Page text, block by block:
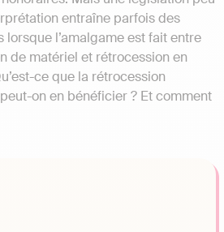
entraîne parfois des
l’amalgame est fait entre
de matériel et rétrocession en
ce que la rétrocession
on en bénéficier ? Et comment